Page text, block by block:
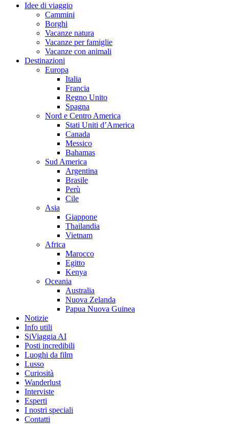
Idee di viaggio
Cammini
Borghi
Vacanze natura
Vacanze per famiglie
Vacanze con animali
Destinazioni
Europa
Italia
Francia
Regno Unito
Spagna
Nord e Centro America
Stati Uniti d’America
Canada
Messico
Bahamas
Sud America
Argentina
Brasile
Perù
Cile
Asia
Giappone
Thailandia
Vietnam
Africa
Marocco
Egitto
Kenya
Oceania
Australia
Nuova Zelanda
Papua Nuova Guinea
Notizie
Info utili
SiViaggia AI
Posti incredibili
Luoghi da film
Lusso
Curiosità
Wanderlust
Interviste
Esperti
I nostri speciali
Contatti